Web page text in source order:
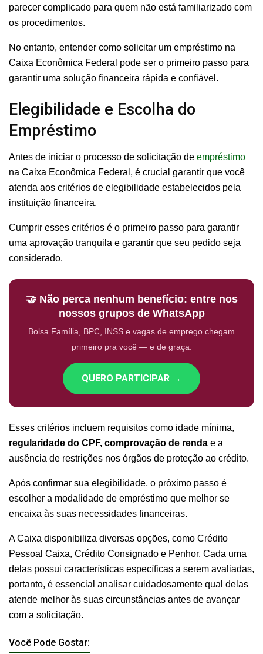
parecer complicado para quem não está familiarizado com
os procedimentos.
No entanto, entender como solicitar um empréstimo na
Caixa Econômica Federal pode ser o primeiro passo para
garantir uma solução financeira rápida e confiável.
Elegibilidade e Escolha do
Empréstimo
Antes de iniciar o processo de solicitação de empréstimo
na Caixa Econômica Federal, é crucial garantir que você
atenda aos critérios de elegibilidade estabelecidos pela
instituição financeira.
Cumprir esses critérios é o primeiro passo para garantir
uma aprovação tranquila e garantir que seu pedido seja
considerado.
🤝 Não perca nenhum benefício: entre nos
nossos grupos de WhatsApp
Bolsa Família, BPC, INSS e vagas de emprego chegam
primeiro pra você — e de graça.
QUERO PARTICIPAR →
Esses critérios incluem requisitos como idade mínima,
regularidade do CPF, comprovação de renda e a
ausência de restrições nos órgãos de proteção ao crédito.
Após confirmar sua elegibilidade, o próximo passo é
escolher a modalidade de empréstimo que melhor se
encaixa às suas necessidades financeiras.
A Caixa disponibiliza diversas opções, como Crédito
Pessoal Caixa, Crédito Consignado e Penhor. Cada uma
delas possui características específicas a serem avaliadas,
portanto, é essencial analisar cuidadosamente qual delas
atende melhor às suas circunstâncias antes de avançar
com a solicitação.
Você Pode Gostar: